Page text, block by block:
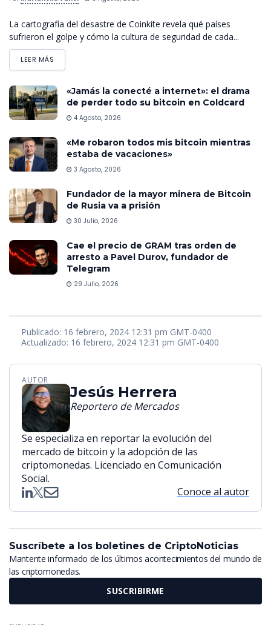
La cartografía del desastre de Coinkite revela qué países
sufrieron el golpe y cómo la cultura de seguridad de cada...
LEER MÁS
«Jamás la conecté a internet»: el drama
de perder todo su bitcoin en Coldcard
4 Agosto, 2026
«Me robaron todos mis bitcoin mientras
estaba de vacaciones»
3 Agosto, 2026
Fundador de la mayor minera de Bitcoin
de Rusia va a prisión
30 Julio, 2026
Cae el precio de GRAM tras orden de
arresto a Pavel Durov, fundador de
Telegram
29 Julio, 2026
Publicado: 16 febrero, 2024 12:31 pm GMT-0400
Actualizado: 16 febrero, 2024 12:31 pm GMT-0400
AUTOR
Jesús Herrera
Reportero de Mercados
Se especializa en reportar la evolución del
mercado de bitcoin y la adopción de las
criptomonedas. Licenciado en Comunicación
Social.
Conoce al autor
Suscríbete a los boletines de CriptoNoticias
Mantente informado de los últimos acontecimientos del mundo de
las criptomonedas.
SUSCRIBIRME